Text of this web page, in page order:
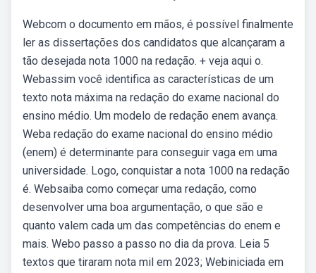
Webcom o documento em mãos, é possível finalmente
ler as dissertações dos candidatos que alcançaram a
tão desejada nota 1000 na redação. + veja aqui o.
Webassim você identifica as características de um
texto nota máxima na redação do exame nacional do
ensino médio. Um modelo de redação enem avança.
Weba redação do exame nacional do ensino médio
(enem) é determinante para conseguir vaga em uma
universidade. Logo, conquistar a nota 1000 na redação
é. Websaiba como começar uma redação, como
desenvolver uma boa argumentação, o que são e
quanto valem cada um das competências do enem e
mais. Webo passo a passo no dia da prova. Leia 5
textos que tiraram nota mil em 2023; Webiniciada em